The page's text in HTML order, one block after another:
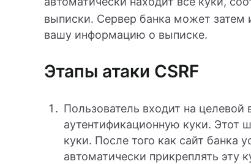
выписки. Сервер банка может затем
вашу информацию о выписке.
Этапы атаки CSRF
Пользователь входит на
аутентификационную куки. Этот
куки. После того как сайт банка
автоматически прикреплять эту